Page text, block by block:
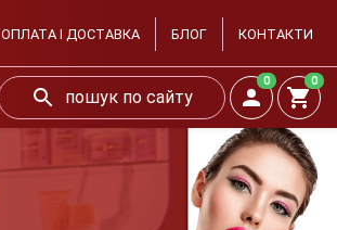
ОПЛАТА І ДОСТАВКА БЛОГ КОНТАКТИ
пошук по сайту
0 0